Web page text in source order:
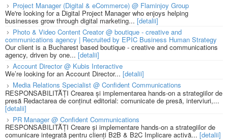
Project Manager (Digital & eCommerce) @ Flaminjoy Group
We're looking for a Digital Project Manager who enjoys helping
businesses grow through digital marketing... [detalii]
Photo & Video Content Creator @ boutique - creative and
communications agency | Recruited by EPIC Business Human Strategy
Our client is a Bucharest based boutique - creative and communications
agency, driven by one... [detalii]
Account Director @ Kubis Interactive
We’re looking for an Account Director... [detalii]
Media Relations Specialist @ Confident Communications
RESPONSABILITĂȚI Crearea și implementarea hands-on a strategiilor de
presă Redactarea de conținut editorial: comunicate de presă, interviuri,...
[detalii]
PR Manager @ Confident Communications
RESPONSABILITĂȚI Creare și implementare hands-on a strategiilor de
comunicare integrată pentru clienți B2B & B2C Implicare activă... [detalii]